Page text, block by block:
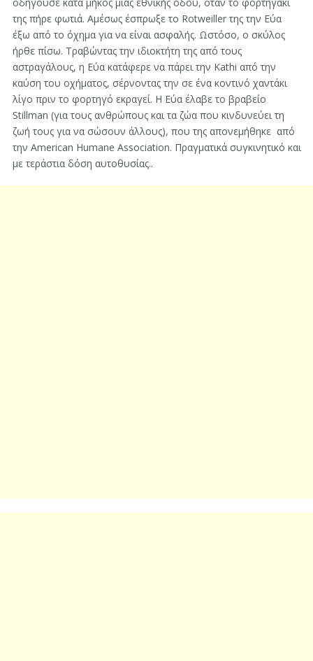
της πήρε φωτιά. Αμέσως έσπρωξε το Rotweiller της την Εύα
έξω από το όχημα για να είναι ασφαλής. Ωστόσο, ο σκύλος
ήρθε πίσω. Τραβώντας την ιδιοκτήτη της από τους
αστραγάλους, η Εύα κατάφερε να πάρει την Kathi από την
καύση του οχήματος, σέρνοντας την σε ένα κοντινό χαντάκι
λίγο πριν το φορτηγό εκραγεί. Η Εύα έλαβε το βραβείο
Stillman (για τους ανθρώπους και τα ζώα που κινδυνεύει τη
ζωή τους για να σώσουν άλλους), που της απονεμήθηκε από
την American Humane Association. Πραγματικά συγκινητικό και
με τεράστια δόση αυτοθυσίας..